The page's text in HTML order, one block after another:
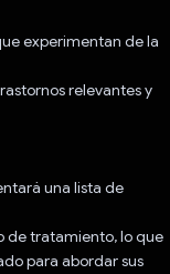
experimentan de la
relevantes y
una lista de
de tratamiento, lo que
para abordar sus